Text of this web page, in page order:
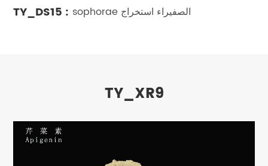
TY_DS15 : sophorae الصفيراء استخراج
TY_XR9